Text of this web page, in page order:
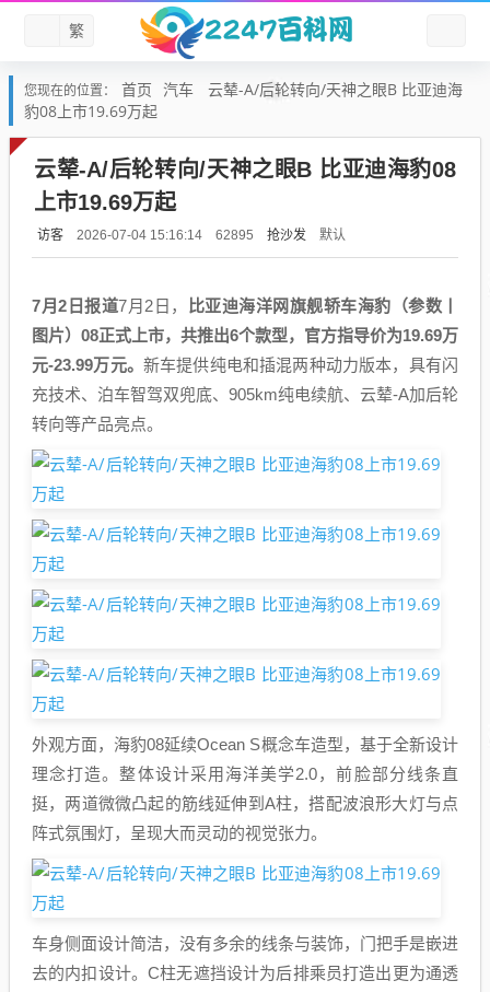
繁
您现在的位置： 首页 汽车
云辇-A/后轮转向/天神之眼B 比亚迪海
豹08上市19.69万起
云辇-A/后轮转向/天神之眼B 比亚迪海豹08
上市19.69万起
访客 2026-07-04 15:16:14 62895 抢沙发 默认
7月2日报道7月2日，
比亚迪海洋网旗舰轿车海豹（参数丨
图片）08正式上市，共推出6个款型，官方指导价为19.69万
元-23.99万元。 新车提供纯电和插混两种动力版本，具有闪
充技术、泊车智驾双兜底、905km纯电续航、云辇-A加后轮
转向等产品亮点。
外观方面，海豹08延续Ocean S概念车造型，基于全新设计
理念打造。整体设计采用海洋美学2.0，前脸部分线条直
挺，两道微微凸起的筋线延伸到A柱，搭配波浪形大灯与点
阵式氛围灯，呈现大而灵动的视觉张力。
车身侧面设计简洁，没有多余的线条与装饰，门把手是嵌进
去的内扣设计。C柱无遮挡设计为后排乘员打造出更为通透